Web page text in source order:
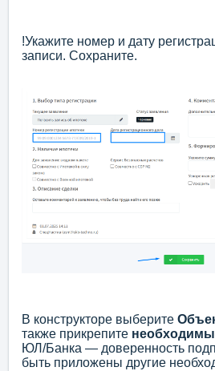
!Укажите номер и дату
записи. Сохраните.
В конструкторе выберите
также прикрепите
ЮЛ/Банка — доверенность
быть приложены другие